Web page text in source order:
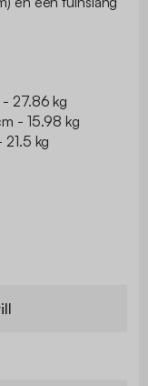
- 27.86 kg
- 15.98 kg
kg